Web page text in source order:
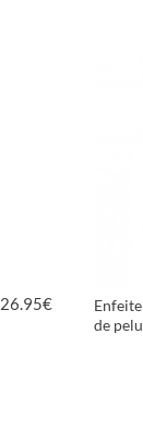
26.95€
de